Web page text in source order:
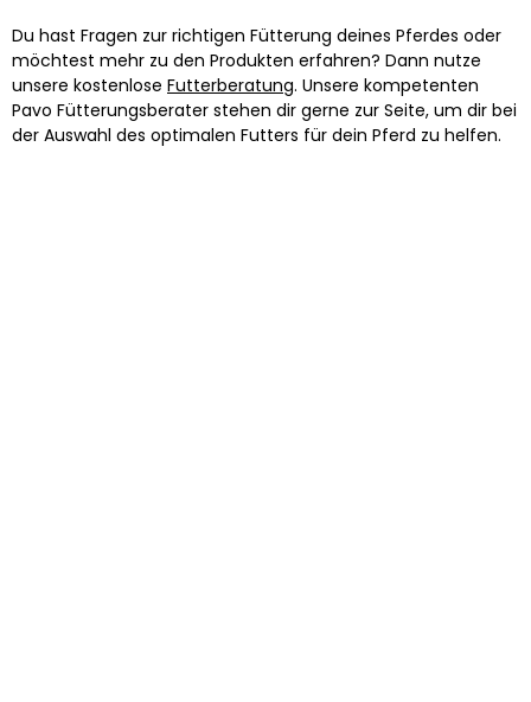
Du hast Fragen zur richtigen Fütterung deines Pferdes oder
möchtest mehr zu den Produkten erfahren? Dann nutze
unsere kostenlose Futterberatung. Unsere kompetenten
Pavo Fütterungsberater stehen dir gerne zur Seite, um dir bei
der Auswahl des optimalen Futters für dein Pferd zu helfen.